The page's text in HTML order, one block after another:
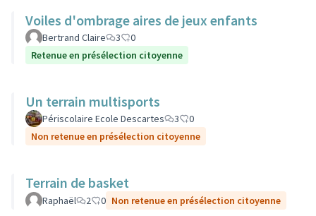
Voiles d'ombrage aires de jeux enfants
Bertrand Claire 3
0
Retenue en présélection citoyenne
Un terrain multisports
Périscolaire Ecole Descartes 3
0
Non retenue en présélection citoyenne
Terrain de basket
Raphaël 2 0 Non retenue en présélection citoyenne